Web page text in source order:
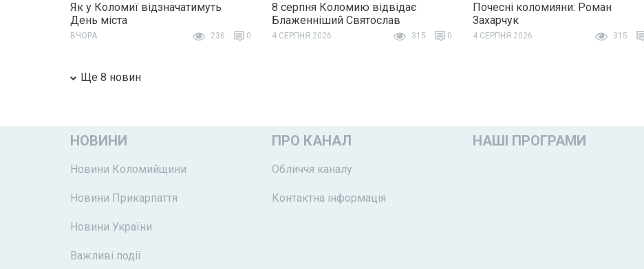
Як у Коломиї відзначатимуть
День міста
ВЧОРА 236 0
8 серпня Коломию відвідає
Блаженніший Святослав
4 СЕРПНЯ 2026 315 0
Почесні коломияни: Роман
Захарчук
4 СЕРПНЯ 2026 315
Ще 8 новин
НОВИНИ
Новини Коломийщини
Новини Прикарпаття
Новини України
Важливі події
ПРО КАНАЛ
Обличчя каналу
Контактна інформація
НАШІ ПРОГРАМИ